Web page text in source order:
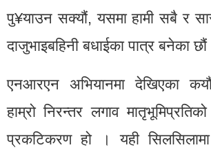
पु¥याउन सक्यौं, यसमा हामी सबै र
दाजुभाइबहिनी बधाईका पात्र बनेका छौं
एनआरएन अभियानमा देखिएका
हाम्रो निरन्तर लगाव
प्रकटिकरण हो । यही